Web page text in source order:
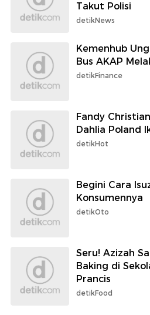
Takut Polisi
detikNews
Kemenhub
Bus AKAP
detikFinance
Fandy
Dahlia Poland
detikHot
Begini Cara
Konsumennya
detikOto
Seru! Azizah
Baking di
Prancis
detikFood